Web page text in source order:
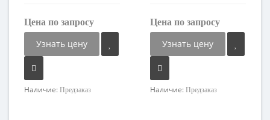
Цена по запросу
Узнать цену
Наличие: Предзаказ
Цена по запросу
Узнать цену
Наличие: Предзаказ